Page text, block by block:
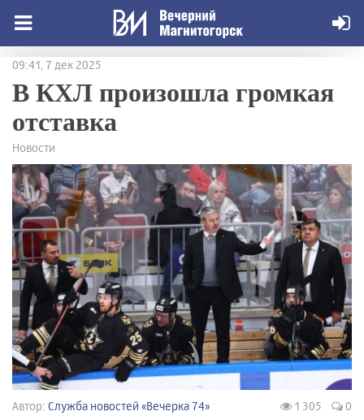
09:41, 7 дек 2025
В КХЛ произошла громкая
отставка
Новости
Автор: Служба новостей «Вечерка 74» 1 305 0